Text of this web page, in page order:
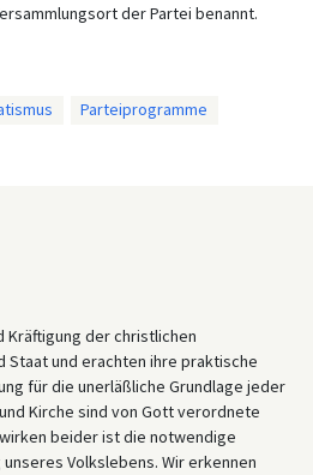
der Partei benannt.
Parteiprogramme
Kräftigung der christlichen
Staat und erachten ihre praktische
für die unerläßliche Grundlage jeder
Kirche sind von Gott verordnete
beider ist die notwendige
Volkslebens. Wir erkennen